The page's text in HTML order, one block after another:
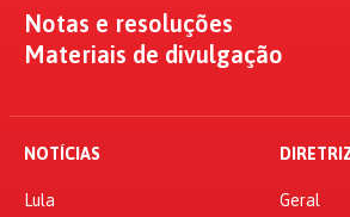
Notas e resoluções
Materiais de divulgação
NOTÍCIAS
Lula
Geral